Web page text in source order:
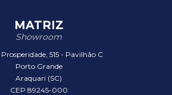
MATRIZ
Showroom
515 - Pavilhão C
Porto Grande
Araquari (SC)
CEP 89245-000